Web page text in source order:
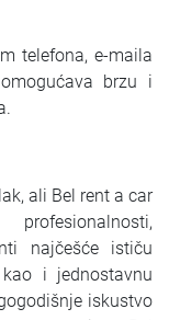
telefona, e-maila
brzu i
ali Bel rent a car
najčešće ističu
i jednostavnu
iskustvo